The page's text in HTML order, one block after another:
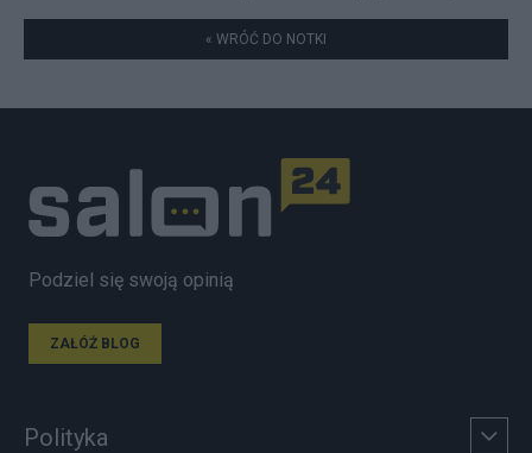
« WRÓĆ DO NOTKI
Podziel się swoją opinią
ZAŁÓŻ BLOG
Polityka